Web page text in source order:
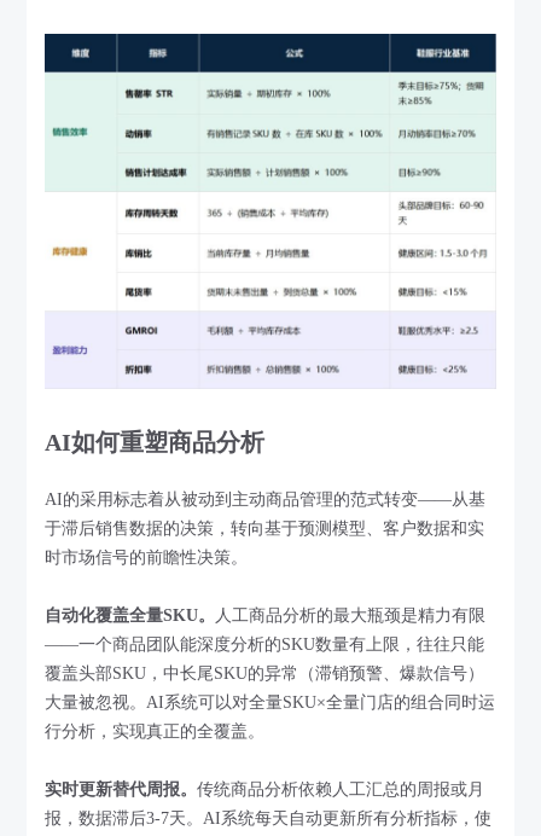
AI如何重塑商品分析
AI的采用标志着从被动到主动商品管理的范式转变——从基
于滞后销售数据的决策，转向基于预测模型、客户数据和实
时市场信号的前瞻性决策。
自动化覆盖全量SKU。
人工商品分析的最大瓶颈是精力有限
——一个商品团队能深度分析的SKU数量有上限，往往只能
覆盖头部SKU，中长尾SKU的异常（滞销预警、爆款信号）
大量被忽视。AI系统可以对全量SKU×全量门店的组合同时运
行分析，实现真正的全覆盖。
实时更新替代周报。传统商品分析依赖人工汇总的周报或月
报，数据滞后3-7天。AI系统每天自动更新所有分析指标，使